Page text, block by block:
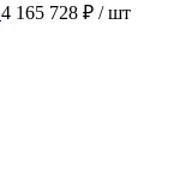
4 165 728 ₽ / шт